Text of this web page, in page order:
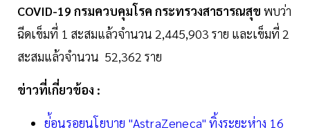
COVID-19 กรมควบคุมโรค กระทรวงสาธารณสุข พบว่า
ฉีดเข็มที่ 1 สะสมแล้วจำนวน 2,445,903 ราย และเข็มที่ 2
สะสมแล้วจำนวน 52,362 ราย
ข่าวที่เกี่ยวข้อง :
ย่้อนรอยนโยบาย "AstraZeneca" ทิ้งระยะห่าง 16